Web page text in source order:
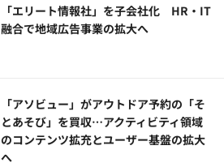
「エリート情報社」を子会社化 HR・IT
融合で地域広告事業の拡大へ
「アソビュー」がアウトドア予約の「そ
とあそび」を買収…アクティビティ領域
のコンテンツ拡充とユーザー基盤の拡大
へ